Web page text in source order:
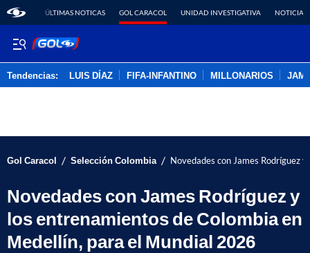
ÚLTIMAS NOTICAS GOL CARACOL UNIDAD INVESTIGATIVA NOTICIAS
Tendencias: LUIS DÍAZ FIFA-INFANTINO MILLONARIOS
Gol Caracol / Selección Colombia / Novedades con James Rodríguez
Novedades con James Rodríguez y
los entrenamientos de Colombia en
Medellín, para el Mundial 2026